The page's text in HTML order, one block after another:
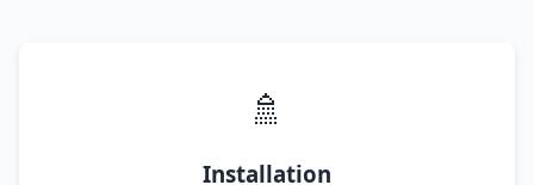
🚿
Installation